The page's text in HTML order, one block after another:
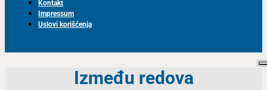
Kontakt
Impressum
Uslovi korišćenja
Između redova